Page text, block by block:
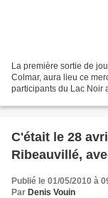
La première sortie de
Colmar, aura lieu ce
participants du Lac Noir
C'était le 28
Ribeauvillé,
Publié le 01/05/2010 à
Par Denis Vouin